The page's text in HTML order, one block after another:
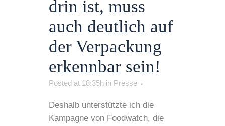
drin ist, muss
auch deutlich auf
der Verpackung
erkennbar sein!
Posted at 18:35h in Presse
Deshalb unterstützte ich die
Kampagne von Foodwatch, die